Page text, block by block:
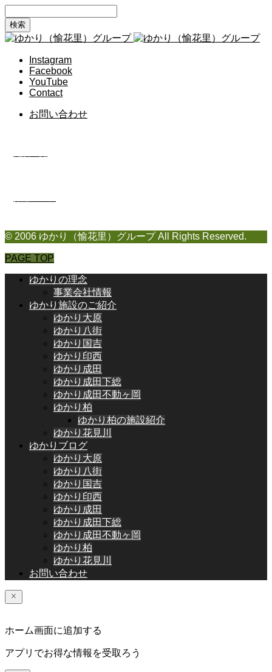
Instagram
Facebook
YouTube
Contact
お問い合わせ
© 2006 ゆかり（愉花里）グループ All Rights Reserved.
PAGE TOP
ゆかりの理念
事業会社情報
ゆかり施設のご紹介
ゆかり大原
ゆかり八街
ゆかり国吉
ゆかり印西
ゆかり成田
ゆかり成田下総
ゆかり成田不動ヶ岡
ゆかり柏
ゆかり柏の施設紹介
ゆかり花見川
ゆかりブログ
ゆかり大原
ゆかり八街
ゆかり国吉
ゆかり印西
ゆかり成田
ゆかり成田下総
ゆかり成田不動ヶ岡
ゆかり柏
ゆかり花見川
お問い合わせ
ホーム画面に追加する
アプリでお得な情報を受取ろう